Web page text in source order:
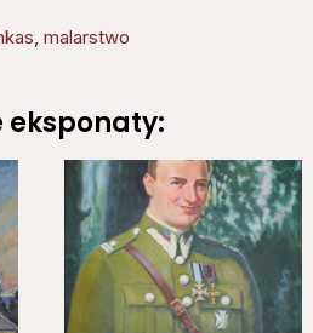
, malarstwo
eksponaty: